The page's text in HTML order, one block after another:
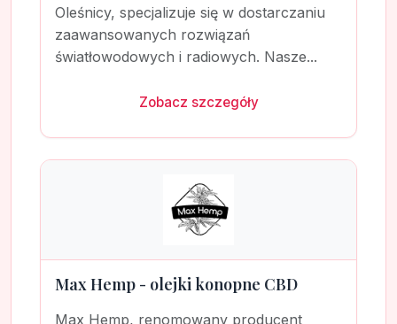
Oleśnicy, specjalizuje się w dostarczaniu
zaawansowanych rozwiązań
światłowodowych i radiowych. Nasze...
Zobacz szczegóły
Max Hemp - olejki konopne CBD
Max Hemp, renomowany producent